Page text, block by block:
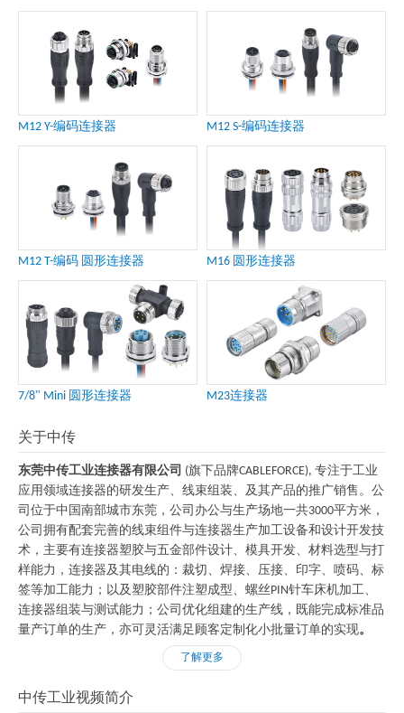
M12 Y-编码连接器 M12 S-编码连接器
M12 T-编码 圆形连接器 M16 圆形连接器
7/8" Mini 圆形连接器 M23连接器
关于中传
东莞中传工业连接器有限公司 (旗下品牌CABLEFORCE), 专注于工业
应用领域连接器的研发生产、线束组装、及其产品的推广销售。公
司位于中国南部城市东莞，公司办公与生产场地一共3000平方米，
公司拥有配套完善的线束组件与连接器生产加工设备和设计开发技
术，主要有连接器塑胶与五金部件设计、模具开发、材料选型与打
样能力，连接器及其电线的：裁切、焊接、压接、印字、喷码、标
签等加工能力；以及塑胶部件注塑成型、螺丝PIN针车床机加工、
连接器组装与测试能力；公司优化组建的生产线，既能完成标准品
量产订单的生产，亦可灵活满足顾客定制化小批量订单的实现。
了解更多
中传工业视频简介